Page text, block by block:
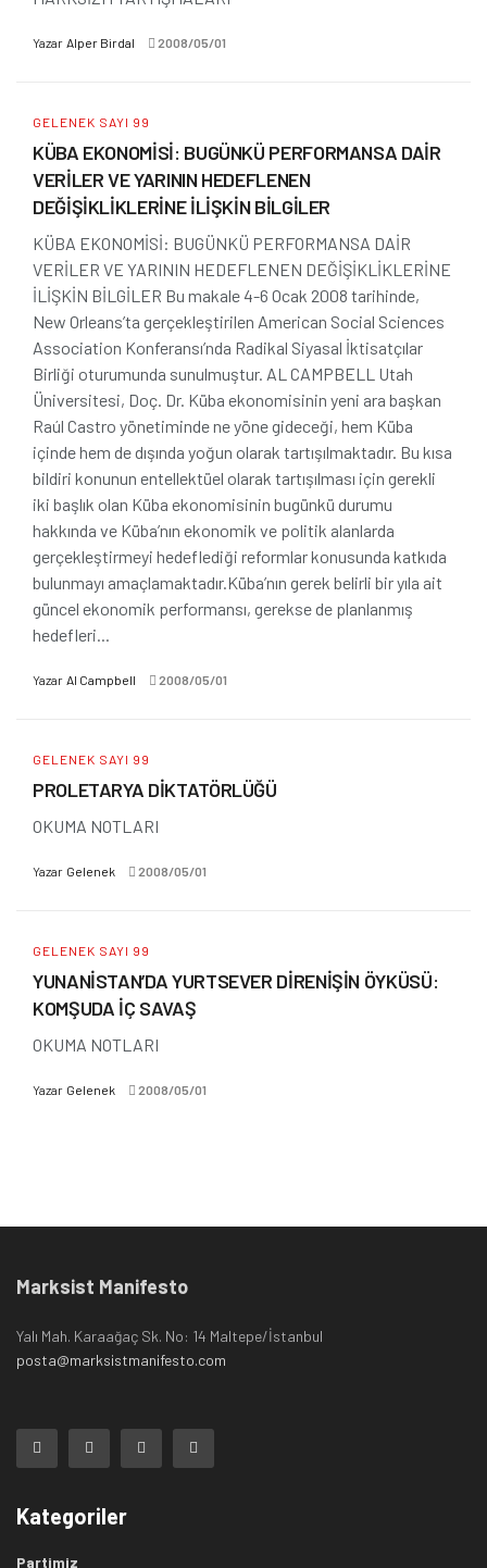
Yazar Alper Birdal 2008/05/01
GELENEK SAYI 99
KÜBA EKONOMİSİ: BUGÜNKÜ PERFORMANSA DAİR
VERİLER VE YARININ HEDEFLENEN
DEĞİŞİKLİKLERİNE İLİŞKİN BİLGİLER
KÜBA EKONOMİSİ: BUGÜNKÜ PERFORMANSA DAİR
VERİLER VE YARININ HEDEFLENEN DEĞİŞİKLİKLERİNE
İLİŞKİN BİLGİLER Bu makale 4-6 Ocak 2008 tarihinde,
New Orleans’ta gerçekleştirilen American Social Sciences
Association Konferansı’nda Radikal Siyasal İktisatçılar
Birliği oturumunda sunulmuştur. AL CAMPBELL Utah
Üniversitesi, Doç. Dr. Küba ekonomisinin yeni ara başkan
Raúl Castro yönetiminde ne yöne gideceği, hem Küba
içinde hem de dışında yoğun olarak tartışılmaktadır. Bu kısa
bildiri konunun entellektüel olarak tartışılması için gerekli
iki başlık olan Küba ekonomisinin bugünkü durumu
hakkında ve Küba’nın ekonomik ve politik alanlarda
gerçekleştirmeyi hedeflediği reformlar konusunda katkıda
bulunmayı amaçlamaktadır.Küba’nın gerek belirli bir yıla ait
güncel ekonomik performansı, gerekse de planlanmış
hedefleri...
Yazar Al Campbell 2008/05/01
GELENEK SAYI 99
PROLETARYA DİKTATÖRLÜĞÜ
OKUMA NOTLARI
Yazar Gelenek 2008/05/01
GELENEK SAYI 99
YUNANİSTAN’DA YURTSEVER DİRENİŞİN ÖYKÜSÜ:
KOMŞUDA İÇ SAVAŞ
OKUMA NOTLARI
Yazar Gelenek 2008/05/01
Marksist Manifesto
Yalı Mah. Karaağaç Sk. No: 14 Maltepe/İstanbul
posta@marksistmanifesto.com
Kategoriler
Partimiz